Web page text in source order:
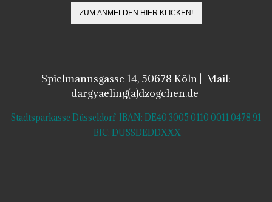
Spielmannsgasse 14, 50678 Köln | Mail:
dargyaeling(a)dzogchen.de
Stadtsparkasse Düsseldorf IBAN: DE40 3005 0110 0011 0478 91
BIC: DUSSDEDDXXX